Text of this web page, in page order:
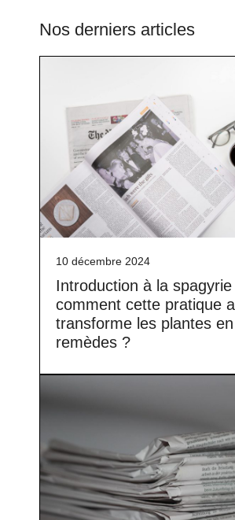
Nos derniers articles
10 décembre 2024
Introduction à la spagyrie
comment cette pratique
transforme les plantes en
remèdes ?